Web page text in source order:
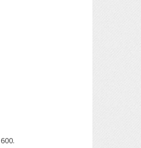
600.